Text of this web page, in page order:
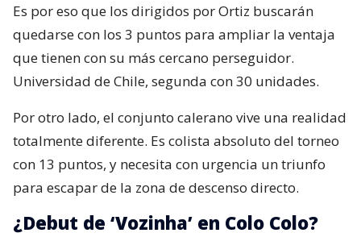
Es por eso que los dirigidos por Ortiz buscarán
quedarse con los 3 puntos para ampliar la ventaja
que tienen con su más cercano perseguidor.
Universidad de Chile, segunda con 30 unidades.
Por otro lado, el conjunto calerano vive una realidad
totalmente diferente. Es colista absoluto del torneo
con 13 puntos, y necesita con urgencia un triunfo
para escapar de la zona de descenso directo.
¿Debut de ‘Vozinha’ en Colo Colo?